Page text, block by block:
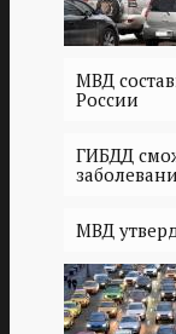
МВД
России
ГИБДД
МВД